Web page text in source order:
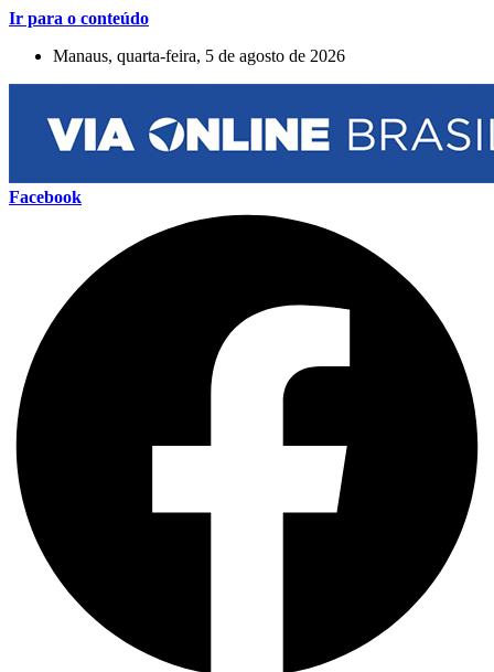
Ir para o conteúdo
Manaus, quarta-feira, 5 de agosto de 2026
Facebook